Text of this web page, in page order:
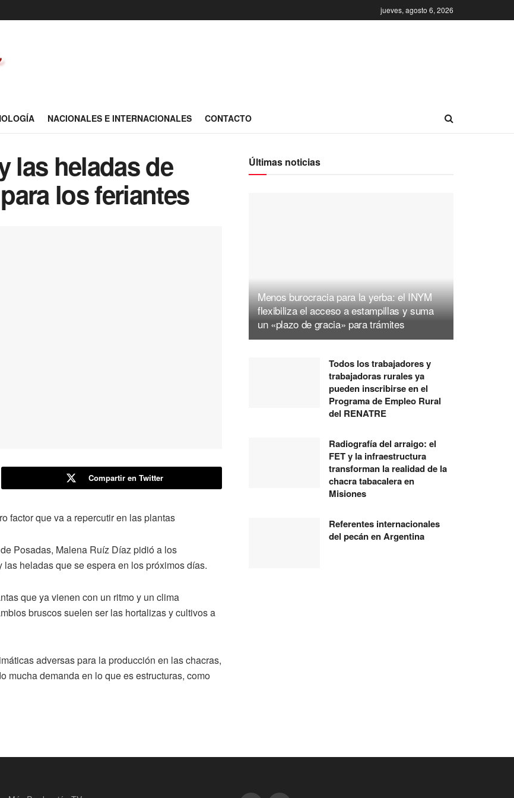
jueves, agosto 6, 2026
NACIONALES E INTERNACIONALES CONTACTO
las heladas de
los feriantes
Compartir en Twitter
factor que va a repercutir en las plantas
Posadas, Malena Ruíz Díaz pidió a los
heladas que se espera en los próximos días.
que ya vienen con un ritmo y un clima
bruscos suelen ser las hortalizas y cultivos a
adversas para la producción en las chacras,
mucha demanda en lo que es estructuras, como
Últimas noticias
Menos burocracia para la yerba: el INYM
flexibiliza el acceso a estampillas y suma
un «plazo de gracia» para trámites
Todos los trabajadores y
trabajadoras rurales ya
pueden inscribirse en el
Programa de Empleo Rural
del RENATRE
Radiografía del arraigo: el
FET y la infraestructura
transforman la realidad de la
chacra tabacalera en
Misiones
Referentes internacionales
del pecán en Argentina